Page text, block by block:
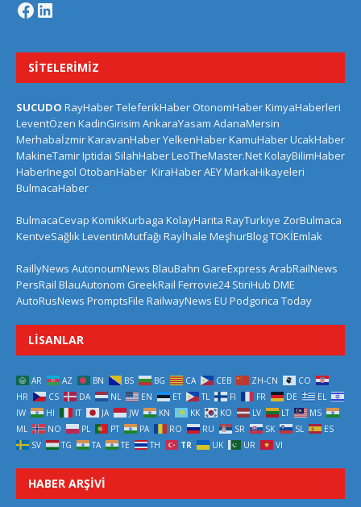
SITELERIMIZ
SUCUDO RayHaberTeleferikHaber OtonomHaberKimyaHaberleri
LeventÖzen KadinGirisim AnkaraYasam AdanaMersin
MerhabaİzmirKaravanHaberYelkenHaberKamuHaberUcakHaber
MakineTamirIptidai SilahHaberLeoTheMaster.NetKolayBilimHaber
HaberInegol OtobanHaber KiraHaberAEYMarkaHikayeleri
BulmacaHaber
BulmacaCevap KomikKurbaga KolayHarita RayTurkiye ZorBulmaca
KentveSağlıkLeventinMutfağı Rayİhale MeşhurBlogTOKİEmlak
RaillyNews AutonoumNews BlauBahn GareExpress ArabRailNews
PersRail BlauAutonom GreekRail Ferrovie24 StiriHub DME
AutoRusNews PromptsFile RailwayNews EU Podgorica Today
LISANLAR
AR AZ BN BS BG CA CEB ZH-CN
CO
HR
CS DA NL EN ET TL FI FR DE
EL
IW
HI IT JA JW KN KK KO LV LT
MS
ML
NO PL PT PA RO RU SR SK SL
ES
SV
TG TA TE TH TR UK UR VI
HABER ARŞIVI